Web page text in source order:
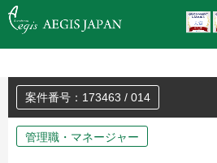
HOME
案件番号：173463 / 014
管理職・マネージャー